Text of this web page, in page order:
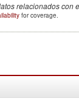
relacionados con
for coverage.